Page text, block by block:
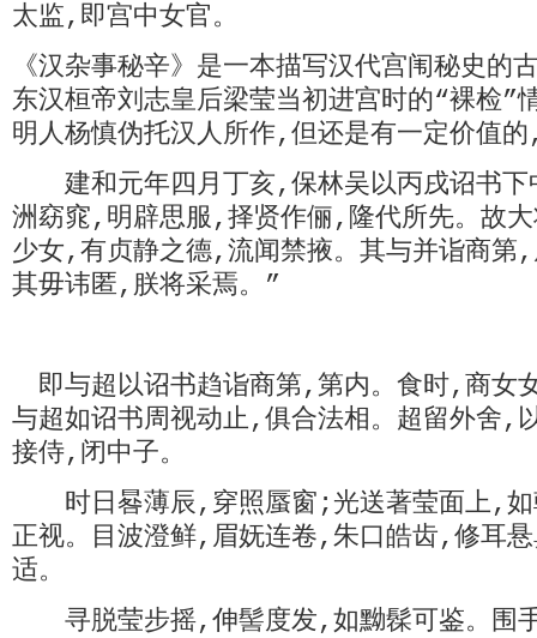
太监,即宫中女官。
《汉杂事秘辛》是一本描写汉代宫闱秘史的
东汉桓帝刘志皇后梁莹当初进宫时的“裸检”
明人杨慎伪托汉人所作,但还是有一定价值
建和元年四月丁亥,保林吴以丙戌诏书下
洲窈窕,明辟思服,择贤作俪,隆代所先。故大
少女,有贞静之德,流闻禁掖。其与并诣商
其毋讳匿,朕将采焉。”
即与超以诏书趋诣商第,第内。食时,商女
与超如诏书周视动止,俱合法相。超留外舍,
接侍,闭中子。
时日晷薄辰,穿照蜃窗;光送著莹面上,如
正视。目波澄鲜,眉妩连卷,朱口皓齿,修耳
适。
寻脱莹步摇,伸髻度发,如黝髹可鉴。围